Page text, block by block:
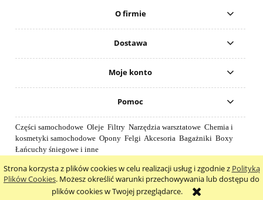
Strona korzysta z plików cookies w celu realizacji usług i zgodnie z Polityką
Plików Cookies. Możesz określić warunki przechowywania lub dostępu do
plików cookies w Twojej przeglądarce.
O firmie
Dostawa
Moje konto
Pomoc
Części samochodowe Oleje Filtry Narzędzia warsztatowe Chemia i
kosmetyki samochodowe Opony Felgi Akcesoria Bagażniki Boxy
Łańcuchy śniegowe i inne
pokaż pełną wersję strony
Sklep internetowy Shoper.pl